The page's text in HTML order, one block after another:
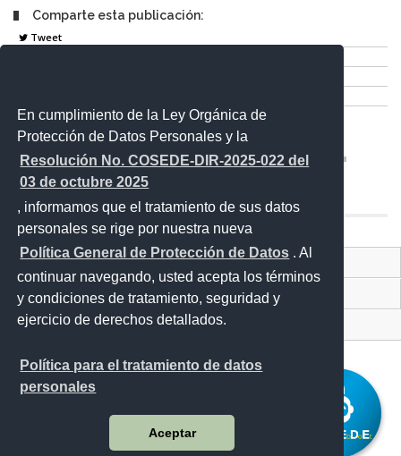
En cumplimiento de la Ley Orgánica de
Protección de Datos Personales y la
Resolución No. COSEDE-DIR-2025-022 del
03 de octubre 2025
, informamos que el tratamiento de sus datos
personales se rige por nuestra nueva
Política General de Protección de Datos . Al
continuar navegando, usted acepta los términos
y condiciones de tratamiento, seguridad y
ejercicio de derechos detallados.
Política para el tratamiento de datos
personales
Aceptar
Comparte esta publicación:
Tweet
Entérate
Contacto Ciudadano
Proyecto Personajes Emblemáticos
Sistema Nacional de Información (SNI)
Av. Amazonas entre Unión Nacional de Periodistas y Alfonso Pereira,
Bloque Morado (Bloque 4) piso 9.
Plataforma Gubernamental de Gestión Financiera - Bloque 4